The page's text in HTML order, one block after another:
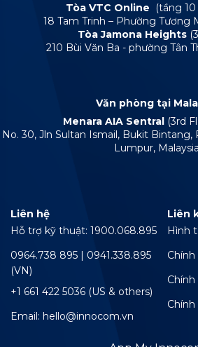
Tòa VTC Online
(tầng
18 Tam Trinh – Phường Tương
Tòa Jamona Heights
210 Bùi Văn Ba - phường Tân
Văn phòng tại
Menara AIA Sentral (3rd
No. 30, Jln Sultan Ismail, Bukit Bintang,
Lumpur, Malaysia
Liên hệ
Hỗ trợ kỹ thuật: 1900.068.895
0964.738 895 | 0941.338.895
(VN)
+1 661 422 5036 (US & others)
Email: hello@innocom.vn
Liên
Hình